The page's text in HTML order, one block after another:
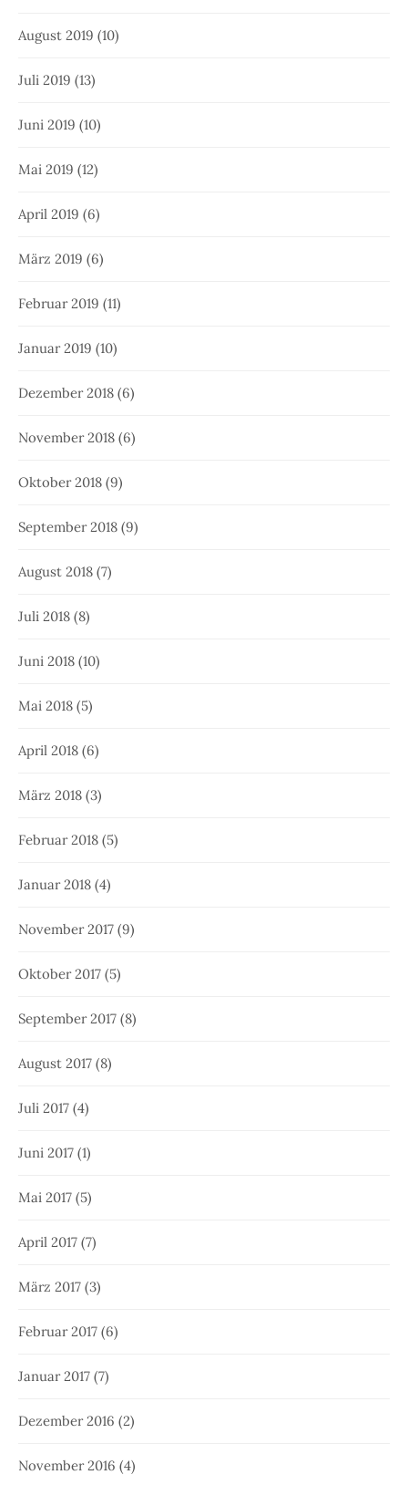
August 2019 (10)
Juli 2019 (13)
Juni 2019 (10)
Mai 2019 (12)
April 2019 (6)
März 2019 (6)
Februar 2019 (11)
Januar 2019 (10)
Dezember 2018 (6)
November 2018 (6)
Oktober 2018 (9)
September 2018 (9)
August 2018 (7)
Juli 2018 (8)
Juni 2018 (10)
Mai 2018 (5)
April 2018 (6)
März 2018 (3)
Februar 2018 (5)
Januar 2018 (4)
November 2017 (9)
Oktober 2017 (5)
September 2017 (8)
August 2017 (8)
Juli 2017 (4)
Juni 2017 (1)
Mai 2017 (5)
April 2017 (7)
März 2017 (3)
Februar 2017 (6)
Januar 2017 (7)
Dezember 2016 (2)
November 2016 (4)